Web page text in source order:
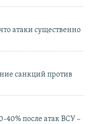
атаки существенно
санкций против
после атак ВСУ –